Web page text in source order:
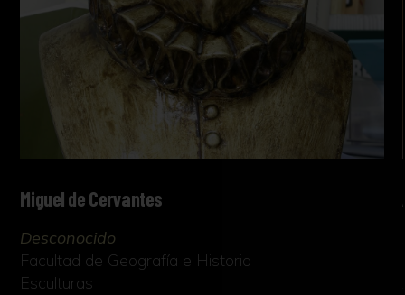
Miguel de Cervantes
Desconocido
Facultad de Geografía e Historia
Esculturas